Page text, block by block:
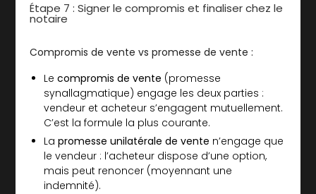
Étape 7 : Signer le compromis et finaliser chez le
notaire
Compromis de vente vs promesse de vente :
Lecompromis de vente (promesse
synallagmatique) engage les deux parties :
vendeur et acheteur s’engagent mutuellement.
C’est la formule la plus courante.
Lapromesse unilatérale de vente n’engage que
le vendeur : l’acheteur dispose d’une option,
mais peut renoncer (moyennant une
indemnité).